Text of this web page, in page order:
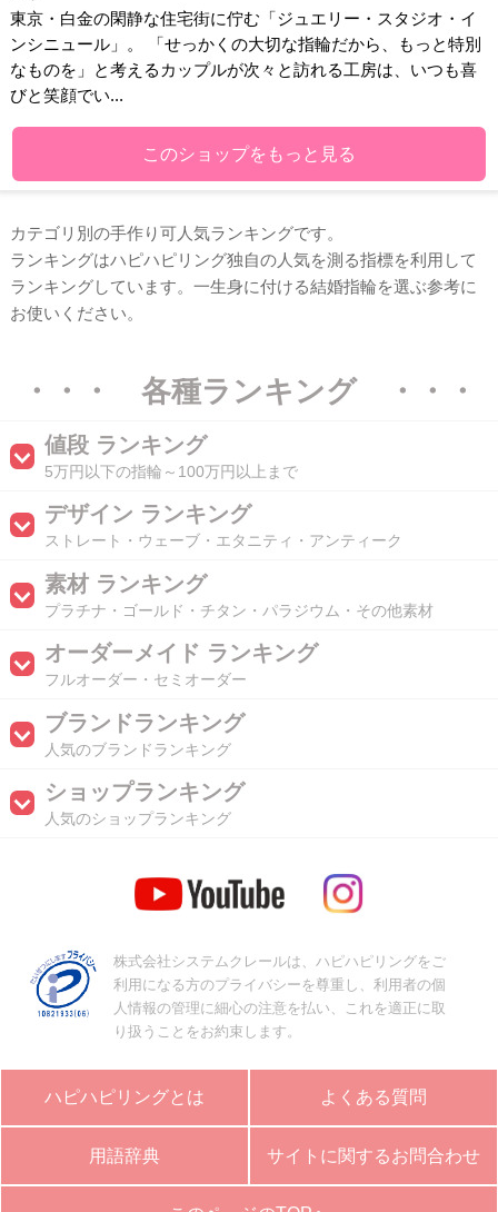
東京・白金の閑静な住宅街に佇む「ジュエリー・スタジオ・イ
ンシニュール」。 「せっかくの大切な指輪だから、もっと特別
なものを」と考えるカップルが次々と訪れる工房は、いつも喜
びと笑顔でい...
このショップをもっと見る
カテゴリ別の手作り可人気ランキングです。
ランキングはハピハピリング独自の人気を測る指標を利用して
ランキングしています。一生身に付ける結婚指輪を選ぶ参考に
お使いください。
・・・ 各種ランキング ・・・
値段 ランキング
5万円以下の指輪～100万円以上まで
デザイン ランキング
ストレート・ウェーブ・エタニティ・アンティーク
素材 ランキング
プラチナ・ゴールド・チタン・パラジウム・その他素材
オーダーメイド ランキング
フルオーダー・セミオーダー
ブランドランキング
人気のブランドランキング
ショップランキング
人気のショップランキング
株式会社システムクレールは、ハピハピリングをご
利用になる方のプライバシーを尊重し、利用者の個
人情報の管理に細心の注意を払い、これを適正に取
り扱うことをお約束します。
ハピハピリングとは よくある質問
用語辞典 サイトに関するお問合わせ